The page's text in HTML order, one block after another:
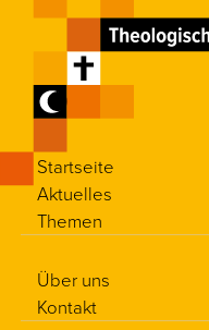
Startseite
Aktuelles
Themen
Über uns
Kontakt